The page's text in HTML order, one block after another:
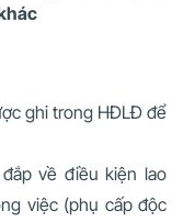
ghi trong HĐLĐ để
về điều kiện lao
việc (phụ cấp độc